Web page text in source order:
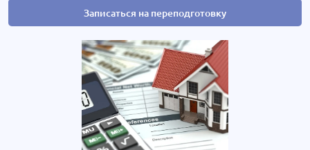
Записаться на переподготовку